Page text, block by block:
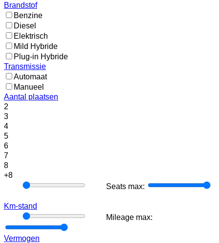
Brandstof
Benzine
Diesel
Elektrisch
Mild Hybride
Plug-in Hybride
Transmissie
Automaat
Manueel
Aantal plaatsen
2
3
4
5
6
7
8
+8
Seats
Seats max:
Km-stand
Mileage
min:
Mileage max:
Vermogen